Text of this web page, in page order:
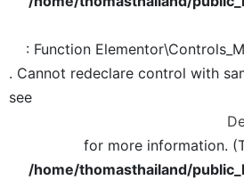
: Function
. Cannot redeclare control with
see
for more information.
/home/thomasthailand/